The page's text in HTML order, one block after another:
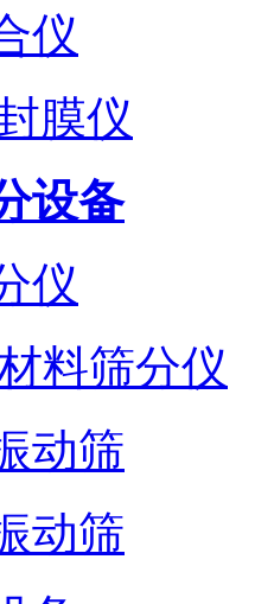
仪
膜仪
设备
仪
料筛分仪
动筛
动筛